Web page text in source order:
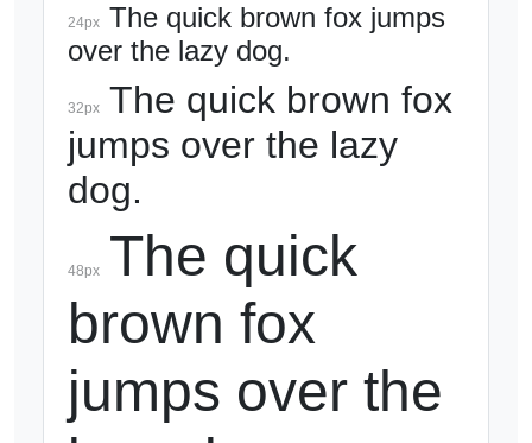
24px The quick brown fox jumps
over the lazy dog.
32px The quick brown fox
jumps over the lazy
dog.
48px
The quick
brown fox
jumps over the